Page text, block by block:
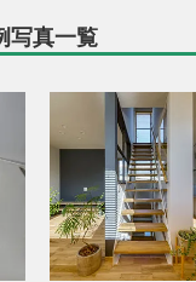
写真一覧